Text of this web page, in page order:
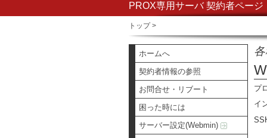
PROX専用サーバ 契約者ページ
トップ>
ホームへ
契約者情報の参照
お問合せ・リブート
困った時には
サーバー設定(Webmin)
プ
イ
総合トップ 専用サーバー